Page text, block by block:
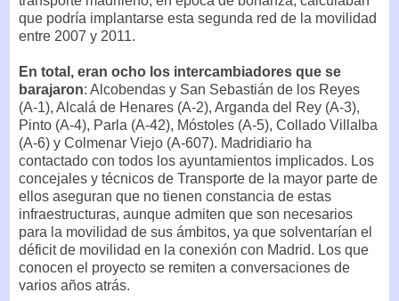
que podría implantarse esta segunda red de la movilidad
entre 2007 y 2011.
En total, eran ocho los intercambiadores que se
barajaron: Alcobendas y San Sebastián de los Reyes
(A-1), Alcalá de Henares (A-2), Arganda del Rey (A-3),
Pinto (A-4), Parla (A-42), Móstoles (A-5), Collado Villalba
(A-6) y Colmenar Viejo (A-607). Madridiario ha
contactado con todos los ayuntamientos implicados. Los
concejales y técnicos de Transporte de la mayor parte de
ellos aseguran que no tienen constancia de estas
infraestructuras, aunque admiten que son necesarios
para la movilidad de sus ámbitos, ya que solventarían el
déficit de movilidad en la conexión con Madrid. Los que
conocen el proyecto se remiten a conversaciones de
varios años atrás.